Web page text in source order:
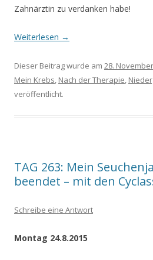
Zahnärztin zu verdanken habe!
Weiterlesen →
Dieser Beitrag wurde am 28.
Mein Krebs, Nach der Therapie,
veröffentlicht.
TAG 263: Mein
beendet – mit den
Schreibe eine Antwort
Montag 24.8.2015